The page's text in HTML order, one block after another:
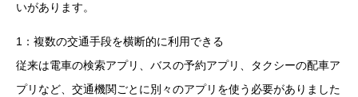
いがあります。
1：複数の交通手段を横断的に利用できる
従来は電車の検索アプリ、バスの予約アプリ、タクシーの配車ア
プリなど、交通機関ごとに別々のアプリを使う必要がありました